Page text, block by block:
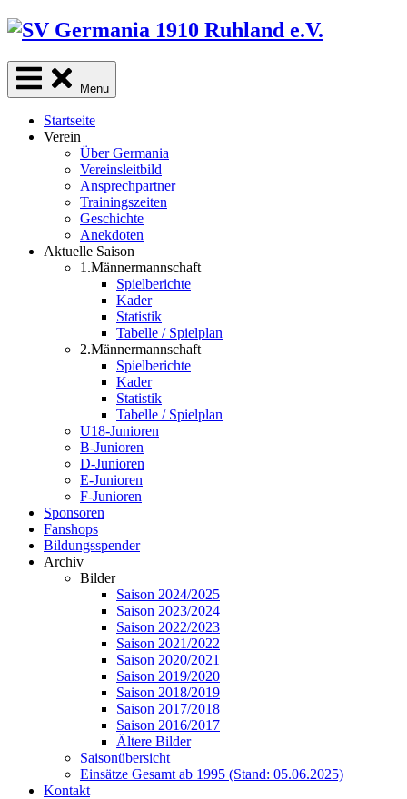
Skip
content
Menu
Startseite
Verein
Über Germania
Vereinsleitbild
Ansprechpartner
Trainingszeiten
Geschichte
Anekdoten
Aktuelle Saison
1.Männermannschaft
Spielberichte
Kader
Statistik
Tabelle / Spielplan
2.Männermannschaft
Spielberichte
Kader
Statistik
Tabelle / Spielplan
U18-Junioren
B-Junioren
D-Junioren
E-Junioren
F-Junioren
Sponsoren
Fanshops
Bildungsspender
Archiv
Bilder
Saison 2024/2025
Saison 2023/2024
Saison 2022/2023
Saison 2021/2022
Saison 2020/2021
Saison 2019/2020
Saison 2018/2019
Saison 2017/2018
Saison 2016/2017
Ältere Bilder
Saisonübersicht
Einsätze Gesamt ab 1995 (Stand: 05.06.2025)
Kontakt